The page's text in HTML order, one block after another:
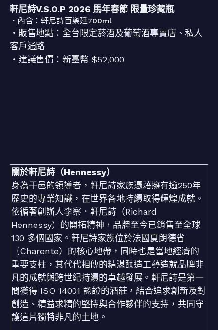
軒尼詩V.S.O.P 2026 馬年春節 限量珍藏瓶
・內含：軒尼詩百樂廷700ml
・販售地點：全台限定菸酒及葡萄酒專賣店、私人
客戶通路
・建議售價：新臺幣 $52,000
關於軒尼詩（Hennessy）
身為干邑的領導者，軒尼詩家族憑藉擁有逾250年
歷史的專業知識，在世界各地持續取得輝煌成就。
依循著創辦人李察．軒尼詩（Richard
Hennessy）的開拓精神，品牌至今已銷售至全球
130 多個國家。軒尼詩家族位於法國夏朗德省
（Charente）的核心地帶，同時也是當地經濟的
重要支柱，其代代相傳的精湛釀造工藝造就品牌非
凡的成就與跨世紀持續的卓越發展。軒尼詩是第一
間獲得 ISO 14001 認證的酒莊，結合追求創新及對
創造、精益求精的堅持與合作夥伴的支持，共同守
護這片獨特非凡的土地。